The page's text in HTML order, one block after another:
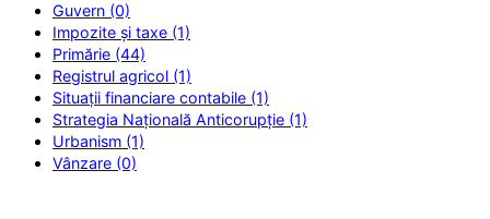
Guvern (0)
Impozite și taxe (1)
Primărie (44)
Registrul agricol (1)
Situații financiare contabile (1)
Strategia Națională Anticorupție (1)
Urbanism (1)
Vânzare (0)